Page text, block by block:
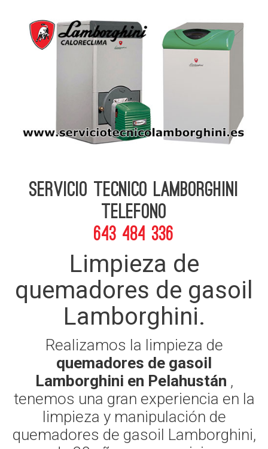
Servicio Tecnico Lamborghini
telefono
643 484 336
Limpieza de
quemadores de gasoil
Lamborghini.
Realizamos la limpieza de
quemadores de gasoil
Lamborghini en Pelahustán ,
tenemos una gran experiencia en la
limpieza y manipulación de
quemadores de gasoil Lamborghini,